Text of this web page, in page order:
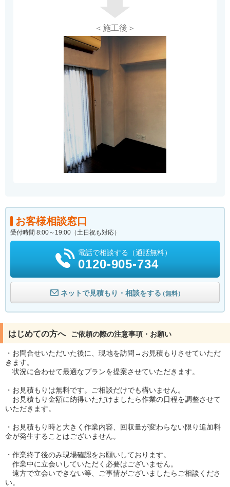
＜施工後＞
お客様相談窓口
受付時間 8:00～19:00（土日祝も対応）
電話で相談する（通話無料）
0120-905-734
ネットで見積もり・相談をする（無料）
はじめての方へ ご依頼の際の注意事項・お願い
・お問合せいただいた後に、現地を訪問→お見積もりさせていただ
きます。
状況に合わせて最適なプランを提案させていただきます。
・お見積もりは無料です。ご相談だけでも構いません。
お見積もり金額に納得いただけましたら作業の日程を調整させて
いただきます。
・お見積もり時と大きく作業内容、回収量が変わらない限り追加料
金が発生することはございません。
・作業終了後のみ現場確認をお願いしております。
作業中に立会いしていただく必要はございません。
遠方で立会いできない等、ご事情がございましたらご相談くださ
い。